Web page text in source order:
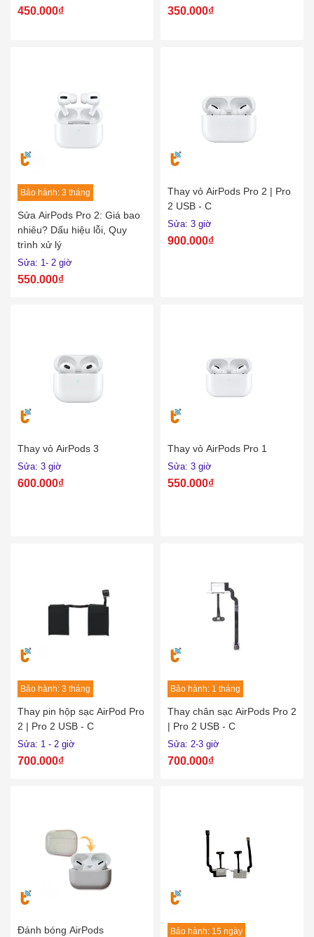
450.000₫ 350.000₫
Bảo hành: 3 tháng
Sửa AirPods Pro 2: Giá bao
nhiêu? Dấu hiệu lỗi, Quy
trình xử lý
Sửa: 1- 2 giờ
550.000₫
Thay vỏ AirPods Pro 2 | Pro
2 USB - C
Sửa: 3 giờ
900.000₫
Thay vỏ AirPods 3
Sửa: 3 giờ
600.000₫
Thay vỏ AirPods Pro 1
Sửa: 3 giờ
550.000₫
Bảo hành: 3 tháng
Thay pin hộp sạc AirPod Pro
2 | Pro 2 USB - C
Sửa: 1 - 2 giờ
700.000₫
Bảo hành: 1 tháng
Thay chân sạc AirPods Pro 2
| Pro 2 USB - C
Sửa: 2-3 giờ
700.000₫
Đánh bóng AirPods Bảo hành: 15 ngày